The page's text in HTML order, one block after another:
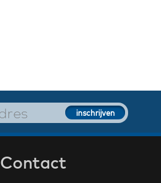
Contact